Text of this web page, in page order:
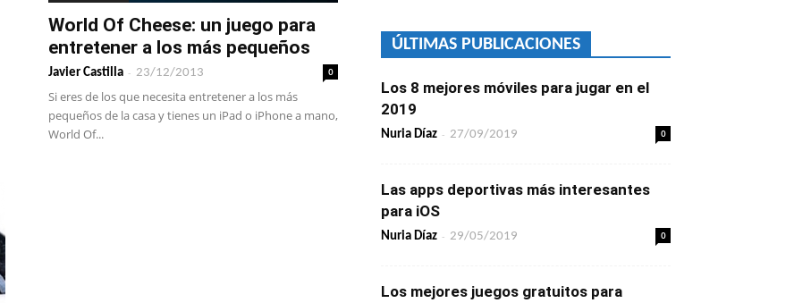
World Of Cheese: un juego para
entretener a los más pequeños
Javier Castilla - 23/12/2013 0
Si eres de los que necesita entretener a los más
pequeños de la casa y tienes un iPad o iPhone a mano,
World Of...
ÚLTIMAS PUBLICACIONES
Los 8 mejores móviles para jugar en el
2019
Nuria Díaz - 27/09/2019 0
Las apps deportivas más interesantes
para iOS
Nuria Díaz - 29/05/2019 0
Los mejores juegos gratuitos para